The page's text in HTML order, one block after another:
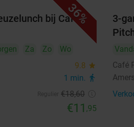
36%
bij Café
Za Zo
Wo
9.8 star
1 min. directions_walk
€18,60
€11,95
3-
Café